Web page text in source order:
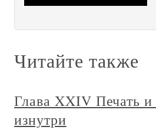
Читайте также
Глава XXIV Печать и
изнутри